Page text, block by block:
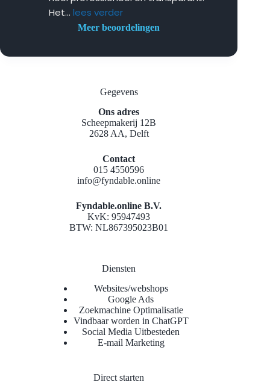
Het... lees verder
Meer beoordelingen
Gegevens
Ons adres
Scheepmakerij 12B
2628 AA, Delft
Contact
015 4550596
info@fyndable.online
Fyndable.online B.V.
KvK: 95947493
BTW: NL867395023B01
Diensten
Websites/webshops
Google Ads
Zoekmachine Optimalisatie
Vindbaar worden in ChatGPT
Social Media Uitbesteden
E-mail Marketing
Direct starten